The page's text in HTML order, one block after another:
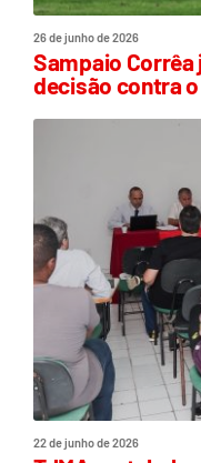
26 de junho de 2026
Sampaio Corrêa
decisão contra
22 de junho de 2026